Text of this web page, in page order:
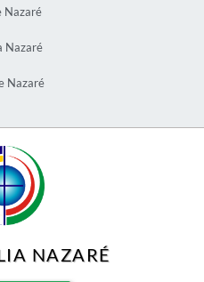
Nazaré
Nazaré
Nazaré
NAZARÉ